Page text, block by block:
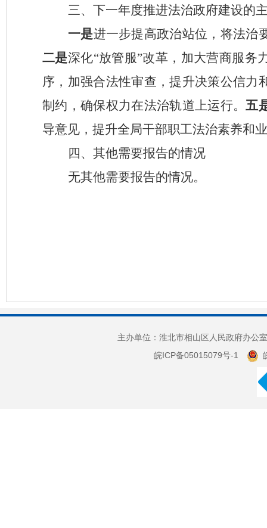
三、下一年度推进法治政府建设的
一是进一步提高政治站位，将法治
二是深化“放管服”改革，加大营商服务
序，加强合法性审查，提升决策公信力
制约，确保权力在法治轨道上运行。五
导意见， 提升全局干部职工法治素养和
四、其他需要报告的情况
无其他需要报告的情况。
主办单位：淮北市相山区人民政府办
皖ICP备05015079号-1